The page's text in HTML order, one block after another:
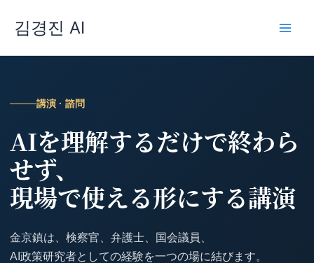
ス
김경진 AI
講演 · 諮問
AIを理解するだけで終わら
せず、
現場で使える形にする講演
金京鎮は、検察官、弁護士、国会議員、
AI政策研究者としての経験を一つの場に結びます。